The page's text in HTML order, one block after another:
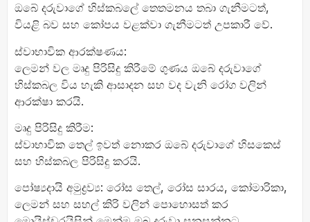
ඔබේ දරුවාගේ හිස්කබලේ තෙතමනය තබා ගැනීමටත්,
වියළි බව සහ කෝපය වළක්වා ගැනීමටත් උපකාරී වේ.
ස්වාභාවික ආරක්ෂණය:
ලෙමන් වල මෘදු පිරිසිදු කිරීමේ ගුණය ඔබේ දරුවාගේ
හිස්කබල විය හැකි ආසාදන සහ වද වැනි රෝග වලින්
ආරක්ෂා කරයි.
මෘදු පිරිසිදු කිරීම:
ස්වාභාවික තෙල් ඉවත් නොකර ඔබේ දරුවාගේ හිසකෙස්
සහ හිස්කබල පිරිසිදු කරයි.
පෝෂ්‍යදායි අමුද්‍රව්‍ය: රෝස තෙල්, රෝස සාරය, කෝමාරිකා,
ලෙමන් සහ සහල් කිරි වලින් පොහොසත් කර